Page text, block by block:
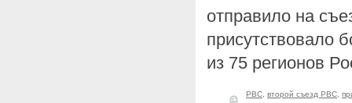
отправило на
присутствовало
из 75 регионов
РВС второй съезд РВС